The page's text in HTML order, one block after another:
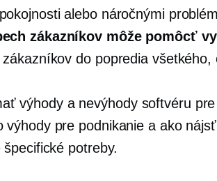
alebo náročnými
zákazníkov môže pomôcť
do popredia všetkého,
výhody a nevýhody softvéru
výhody pre podnikanie a ako
potreby.